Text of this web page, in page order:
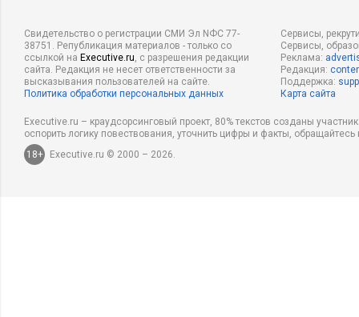
Свидетельство о регистрации СМИ Эл NФС 77-
38751. Републикация материалов - только со
ссылкой на Executive.ru, с разрешения редакции
сайта. Редакция не несет ответственности за
высказывания пользователей на сайте.
Политика обработки персональных данных
Сервисы,
Сервисы,
Реклама:
Редакция:
Поддержка:
Карта сайта
Executive.ru – краудсорсинговый проект, 80% текстов созданы
оспорить логику повествования, уточнить цифры и факты,
18+
Executive.ru © 2000 – 2026.